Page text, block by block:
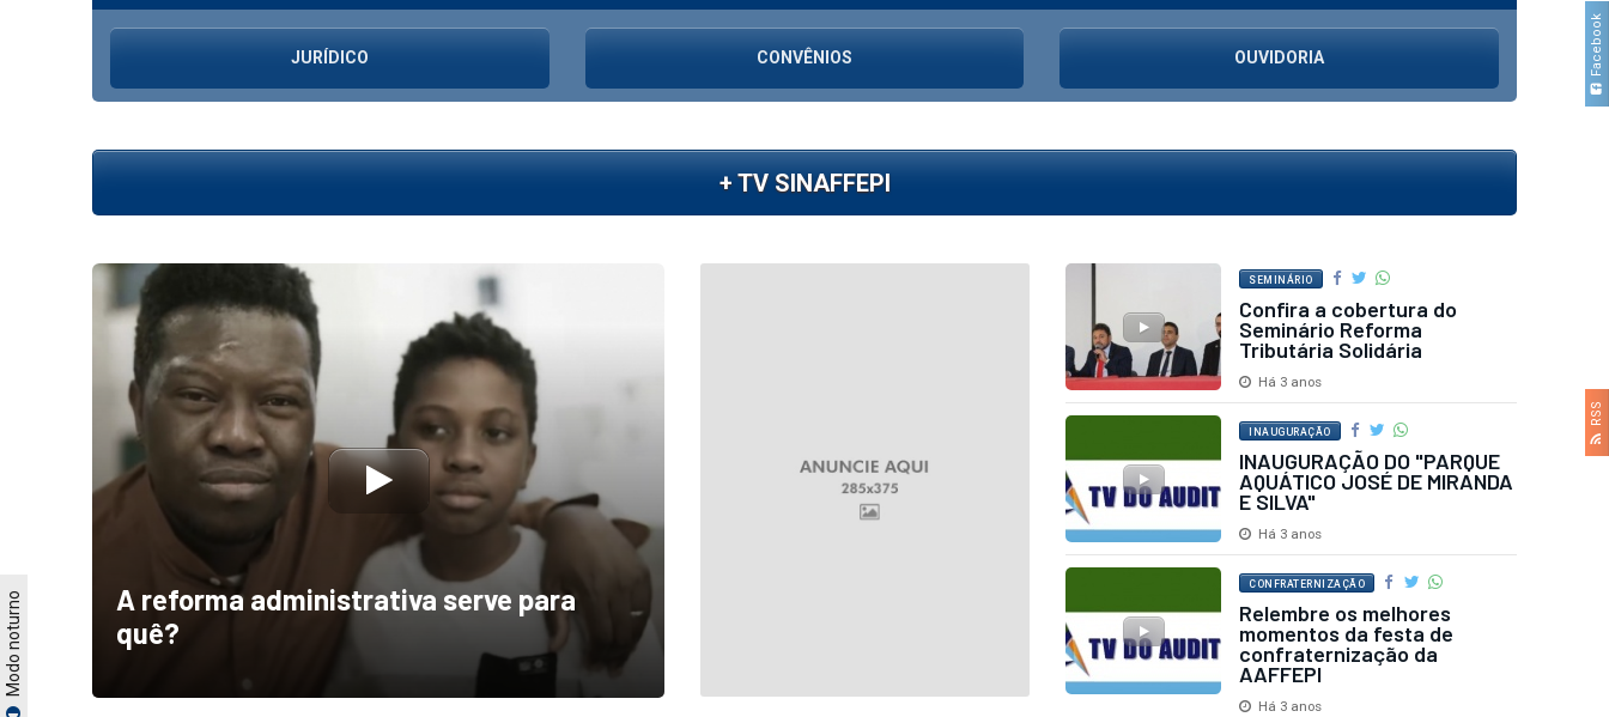
Modo noturno
Facebook
RSS
JURÍDICO CONVÊNIOS OUVIDORIA
+ TV SINAFFEPI
A reforma administrativa serve para
quê?
SEMINÁRIO
Confira a cobertura do
Seminário Reforma
Tributária Solidária
Há 3 anos
INAUGURAÇÃO
INAUGURAÇÃO DO "PARQUE
AQUÁTICO JOSÉ DE MIRANDA
E SILVA"
Há 3 anos
CONFRATERNIZAÇÃO
Relembre os melhores
momentos da festa de
confraternização da
AAFFEPI
Há 3 anos